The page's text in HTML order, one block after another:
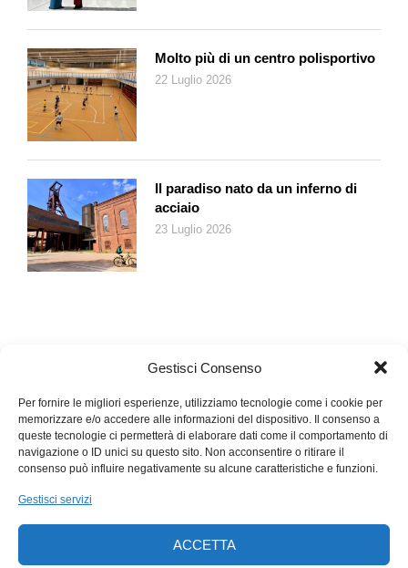
Gestisci Consenso
Per fornire le migliori esperienze, utilizziamo tecnologie come i cookie per
memorizzare e/o accedere alle informazioni del dispositivo. Il consenso a
queste tecnologie ci permetterà di elaborare dati come il comportamento di
navigazione o ID unici su questo sito. Non acconsentire o ritirare il
consenso può influire negativamente su alcune caratteristiche e funzioni.
Gestisci servizi
ACCETTA
Molto più di un centro polisportivo
22 Luglio 2026
Il paradiso nato da un inferno di
acciaio
23 Luglio 2026